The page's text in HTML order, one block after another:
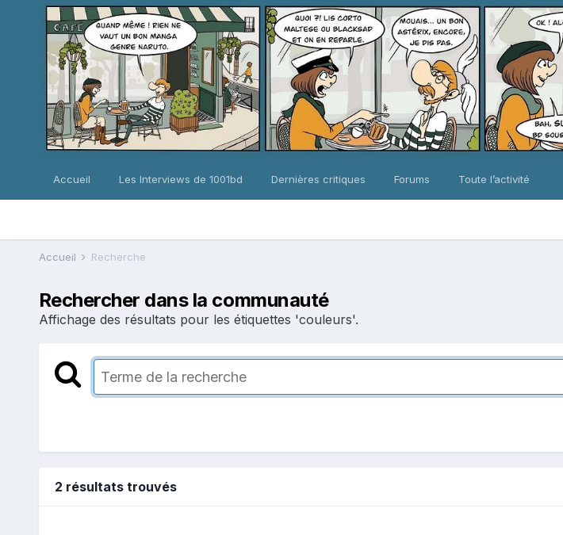
Accueil Les Interviews de 1001bd Dernières critiques Forums Toute l’activité
Accueil Recherche
Rechercher dans la communauté
Affichage des résultats pour les étiquettes 'couleurs'.
2 résultats trouvés